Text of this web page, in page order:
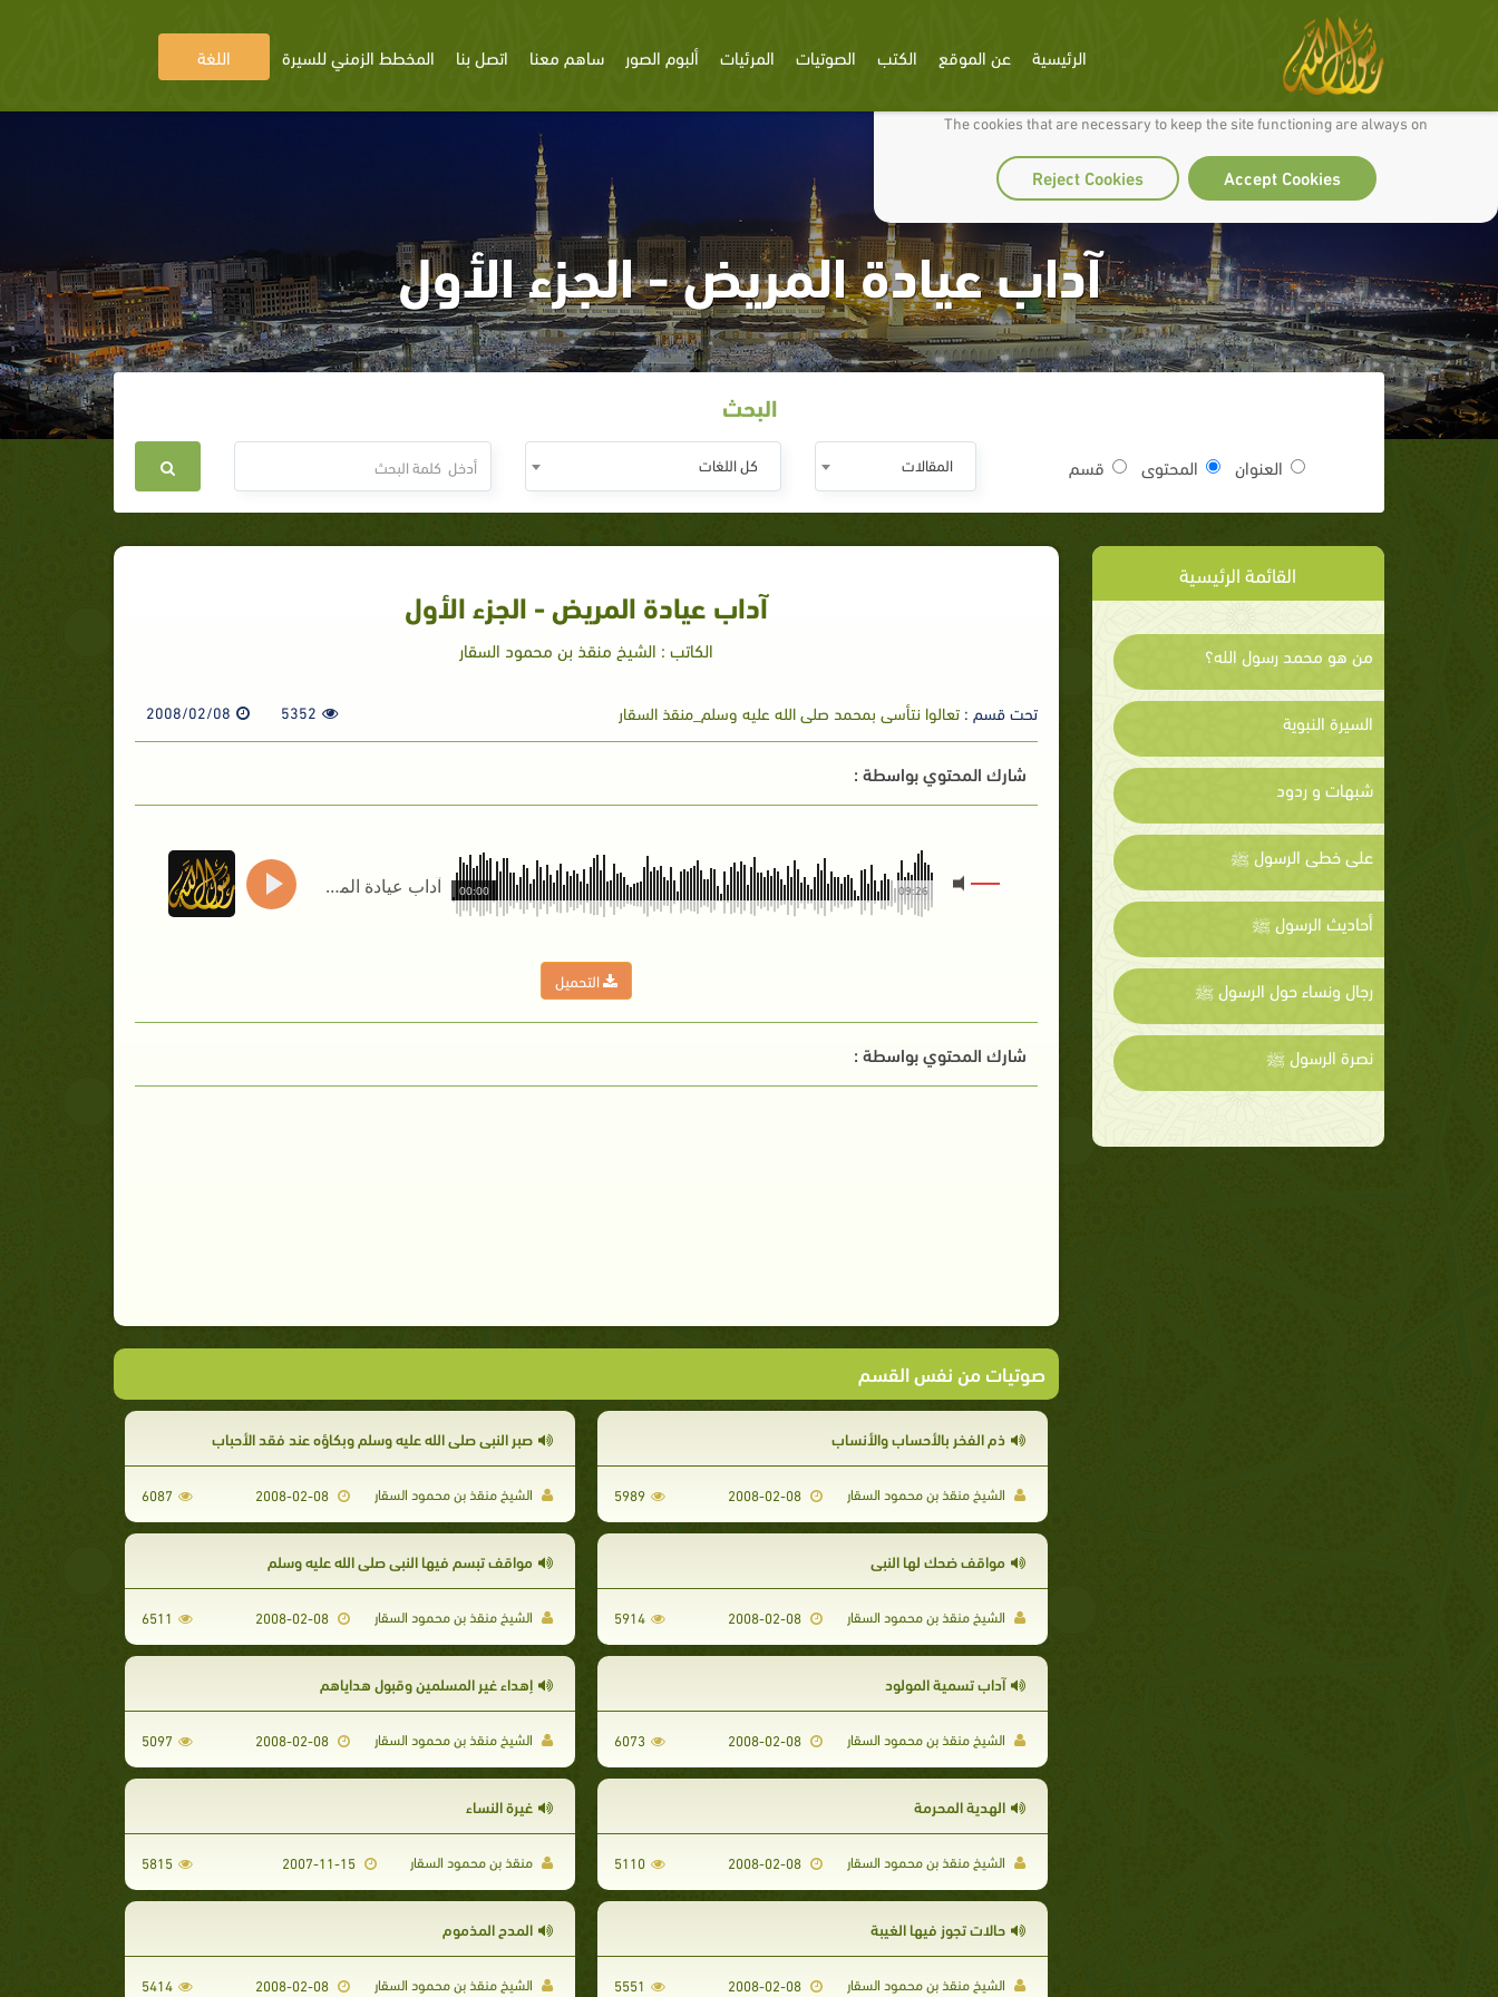
We use cookies to make our site work well for you and so we can continually improve it.
The cookies that are necessary to keep the site functioning are always on
Accept Cookies
Reject Cookies
الرئيسية عن الموقع الكتب الصوتيات المرئيات ألبوم الصور ساهم معنا اتصل بنا المخطط الزمني للسيرة اللغة
آداب عيادة المريض - الجزء الأول
البحث
العنوان المحتوى قسم المقالات كل اللغات
القائمة الرئيسية
من هو محمد رسول الله؟
السيرة النبوية
شبهات و ردود
على خطى الرسول ﷺ
أحاديث الرسول ﷺ
رجال ونساء حول الرسول ﷺ
نصرة الرسول ﷺ
آداب عيادة المريض - الجزء الأول
الكاتب : الشيخ منقذ بن محمود السقار
تحت قسم :تعالوا نتأسى بمحمد صلى الله عليه وسلم_منقذ السقار 5352
2008/02/08
شارك المحتوي بواسطة :
آداب عيادة المريض - الجزء الأول 09:26
00:00
التحميل
شارك المحتوي بواسطة :
صوتيات من نفس القسم
ذم الفخر بالأحساب والأنساب
الشيخ منقذ بن محمود السقار 2008-02-08
5989
صبر النبي صلى الله عليه وسلم وبكاؤه عند فقد الأحباب
الشيخ منقذ بن محمود السقار 2008-02-08
6087
مواقف ضحك لها النبي
الشيخ منقذ بن محمود السقار 2008-02-08
5914
مواقف تبسم فيها النبي صلى الله عليه وسلم
الشيخ منقذ بن محمود السقار 2008-02-08
6511
آداب تسمية المولود
الشيخ منقذ بن محمود السقار 2008-02-08
6073
إهداء غير المسلمين وقبول هداياهم
الشيخ منقذ بن محمود السقار 2008-02-08
5097
الهدية المحرمة
الشيخ منقذ بن محمود السقار 2008-02-08
5110
غيرة النساء
منقذ بن محمود السقار 2007-11-15
5815
حالات تجوز فيها الغيبة
الشيخ منقذ بن محمود السقار 2008-02-08
5551
المدح المذموم
الشيخ منقذ بن محمود السقار 2008-02-08
5414